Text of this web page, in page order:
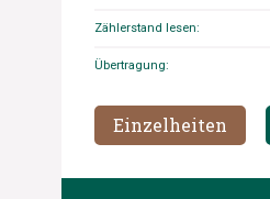
Zählerstand lesen:
Übertragung:
Einzelheiten